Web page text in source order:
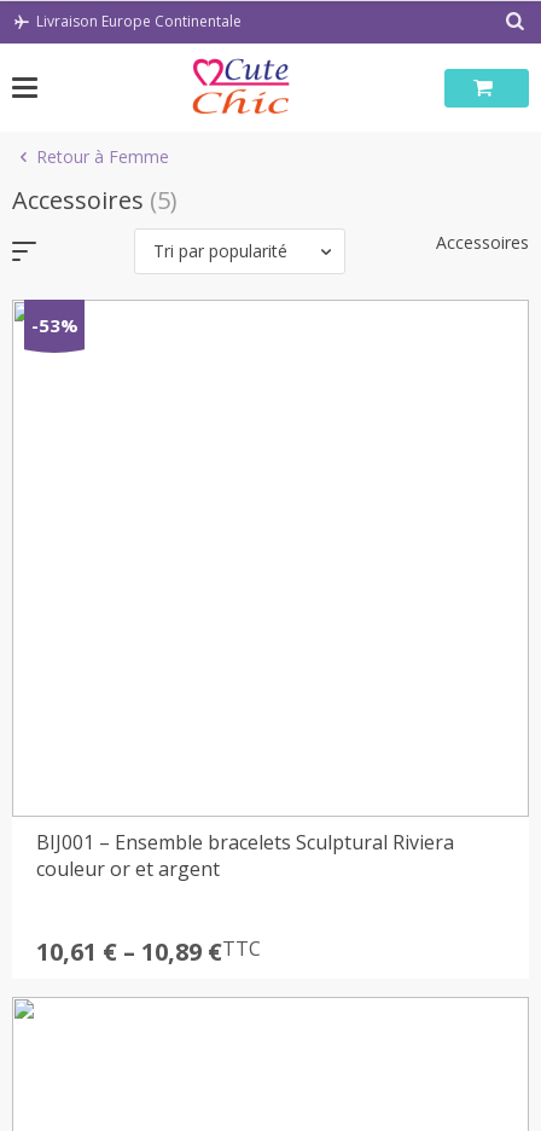
PasserLivraison Europe Continentale
Retour à Femme
Accessoires (5)
Tri par popularité Accessoires
-53%
BIJ001 – Ensemble bracelets Sculptural Riviera
couleur or et argent
10,61 € – 10,89 €
Plage
prix :
TTC